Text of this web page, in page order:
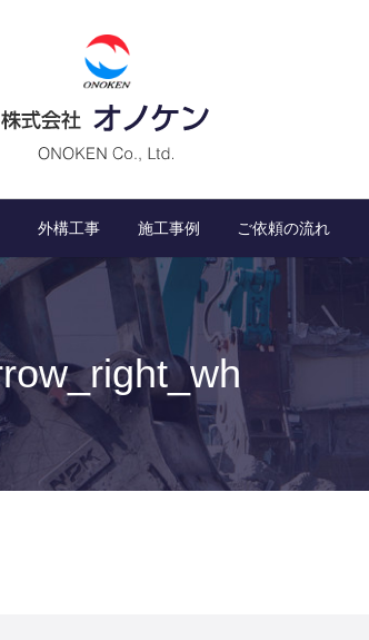
外構工事 施工事例 ご依頼の流れ